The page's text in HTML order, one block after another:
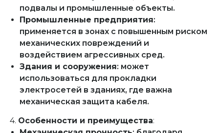
подвалы и промышленные объекты.
Промышленные предприятия:
применяется в зонах с повышенным риском
механических повреждений и
воздействием агрессивных сред.
Здания и сооружения: может
использоваться для прокладки
электросетей в зданиях, где важна
механическая защита кабеля.
4. Особенности и преимущества: